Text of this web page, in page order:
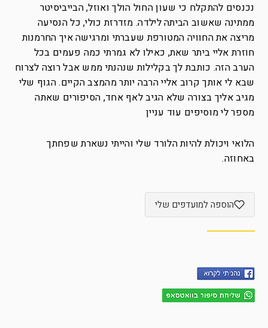
נכנסים להתקלח כי שעון החול הולך ואוזל, הבייביסיטר
ממתינה שאשוב הביתה לילדה. מזדרזת כולי, כל הנסיעה
מריצה את החוויה המטורפת שעברתי ומרגישה איך החרמנות
חוזרת אליי ביתר שאת, כאילו לא גמרתי כמה פעמים בכל
הערב הזה. כותבת לך בקלילות שנהנתי ממש אבל רוצה לצרוח
שבא לי אותך קרוב אליי הרבה יותר מהמצב הקיים. הגוף שלי
מגיב אליך בצורה שלא הגיב לאף אחד, הסיפורים שאתה
מספר לי מוסיפים עוד עניין
הלואי ויכולת להיות הלורד שלי והייתי נשארת שפחתך
באחוזה.
הוספה למועדפים שלי